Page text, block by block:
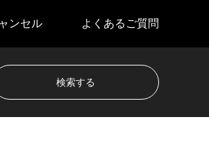
ンセル よくあるご質問